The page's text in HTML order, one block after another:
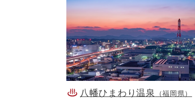
八幡ひまわり温泉 （福岡県）